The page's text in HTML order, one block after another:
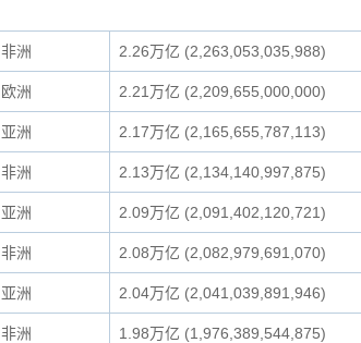
非洲 2.26万亿 (2,263,053,035,988)
欧洲 2.21万亿 (2,209,655,000,000)
亚洲 2.17万亿 (2,165,655,787,113)
非洲 2.13万亿 (2,134,140,997,875)
亚洲 2.09万亿 (2,091,402,120,721)
非洲 2.08万亿 (2,082,979,691,070)
亚洲 2.04万亿 (2,041,039,891,946)
非洲 1.98万亿 (1,976,389,544,875)